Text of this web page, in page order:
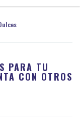
PARA TU
CON OTROS